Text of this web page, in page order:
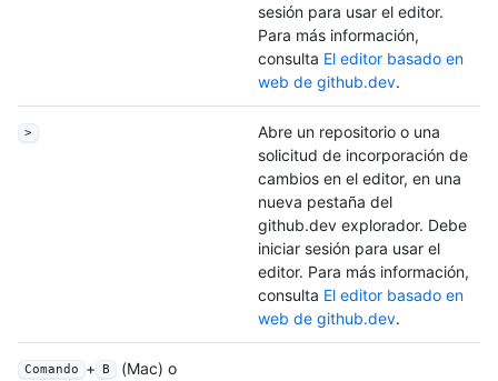
sesión para usar el editor.
Para más información,
consulta El editor basado en
web de github.dev.
>
Abre un repositorio o una
solicitud de incorporación de
cambios en el editor, en una
nueva pestaña del
github.dev explorador. Debe
iniciar sesión para usar el
editor. Para más información,
consulta El editor basado en
web de github.dev.
Comando + B (Mac) o